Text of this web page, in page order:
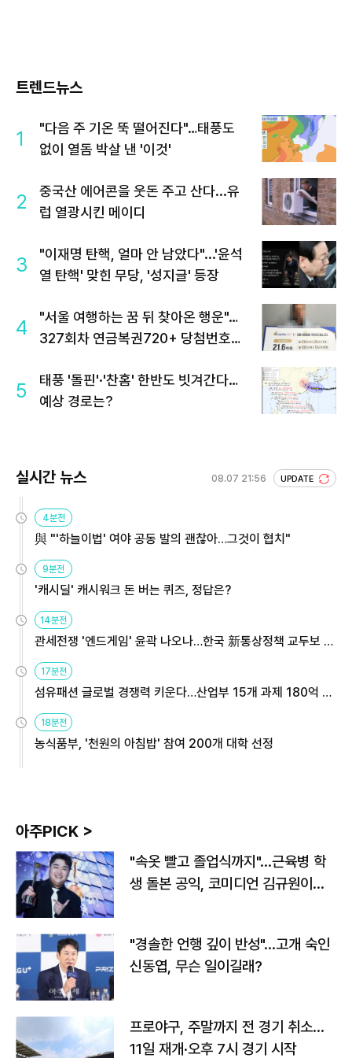
트렌드뉴스
1
"다음 주 기온 뚝 떨어진다"…태풍도
없이 열돔 박살 낸 '이것'
2
중국산 에어콘을 웃돈 주고 산다...유
럽 열광시킨 메이디
3
"이재명 탄핵, 얼마 안 남았다"...'윤석
열 탄핵' 맞힌 무당, '성지글' 등장
4
"서울 여행하는 꿈 뒤 찾아온 행운"…
327회차 연금복권720+ 당첨번호조
5
태풍 '돌핀'·'찬홈' 한반도 빗겨간다…
예상 경로는?
실시간 뉴스 08.07 21:56 UPDATE
4분전
與 "'하늘이법' 여야 공동 발의 괜찮아…그것이 협치"
9분전
'캐시딜' 캐시워크 돈 버는 퀴즈, 정답은?
14분전
관세전쟁 '엔드게임' 윤곽 나오나…한국 新통상정책 교두보 활
용해야
17분전
섬유패션 글로벌 경쟁력 키운다…산업부 15개 과제 180억 지
원
18분전
농식품부, '천원의 아침밥' 참여 200개 대학 선정
아주PICK >
"속옷 빨고 졸업식까지"…근육병 학
생 돌본 공익, 코미디언 김규원이었
"경솔한 언행 깊이 반성"…고개 숙인
신동엽, 무슨 일이길래?
프로야구, 주말까지 전 경기 취소…
11일 재개·오후 7시 경기 시작